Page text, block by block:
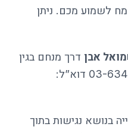
לשמוע מכם. ניתן
אבן דרך מנחם בגין
בנושא נגישות בתוך